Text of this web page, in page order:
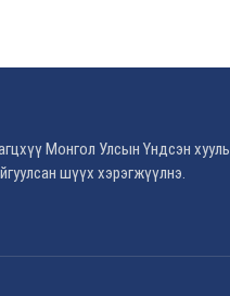
Монгол Улсын Үндсэн хууль
шүүх хэрэгжүүлнэ.